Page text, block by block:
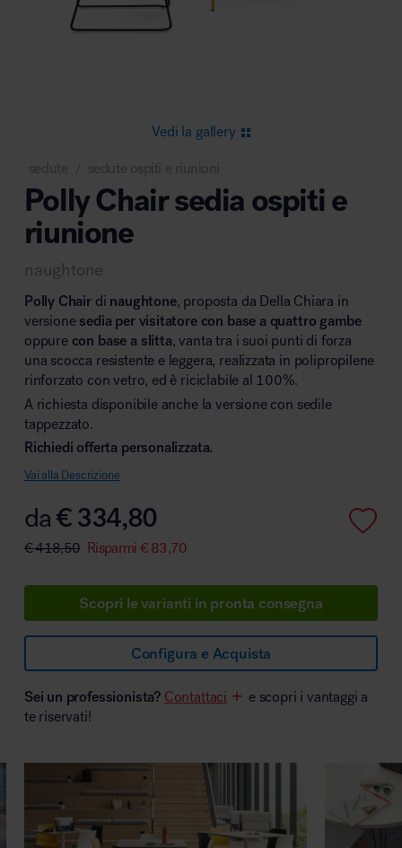
Area lounge e attesa
Area outdoor
MillerKnoll
Vedi la gallery
sedute sedute ospiti e riunioni
Polly Chair sedia ospiti e
riunione
naughtone
Polly Chairdi naughtone, proposta da Della Chiara in
versione sedia per visitatore con base a quattro gambe
oppure con base a slitta, vanta tra i suoi punti di forza
una scocca resistente e leggera, realizzata in polipropilene
rinforzato con vetro, ed è riciclabile al 100%.
A richiesta disponibile anche la versione con sedile
tappezzato.
Richiedi offerta personalizzata.
Vai alla Descrizione
da€334,80
€418,50 Risparmi €83,70
Scopri le varianti in pronta consegna
Configura e Acquista
Sei un professionista? Contattaci
e scopri i vantaggi a
te riservati!